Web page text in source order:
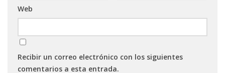
Web
Recibir un correo electrónico con los siguientes
comentarios a esta entrada.